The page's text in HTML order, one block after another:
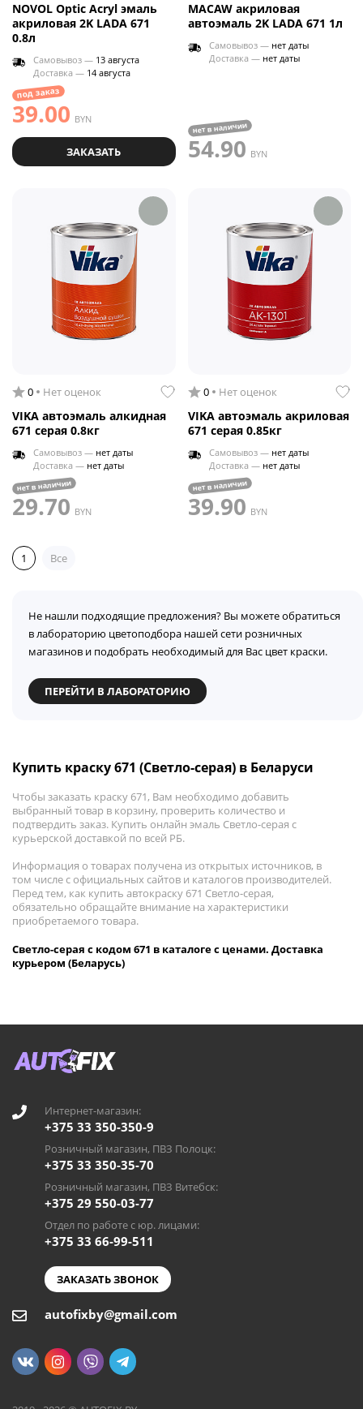
NOVOL Optic Acryl эмаль
акриловая 2K LADA 671
0.8л
Самовывоз — 13 августа
Доставка — 14 августа
под заказ
39.00 BYN
ЗАКАЗАТЬ
MACAW акриловая
автоэмаль 2K LADA 671 1л
Самовывоз — нет даты
Доставка — нет даты
нет в наличии
54.90 BYN
0 Нет оценок
VIKA автоэмаль алкидная
671 серая 0.8кг
Самовывоз — нет даты
Доставка — нет даты
нет в наличии
29.70 BYN
0 Нет оценок
VIKA автоэмаль акриловая
671 серая 0.85кг
Самовывоз — нет даты
Доставка — нет даты
нет в наличии
39.90 BYN
1 Все
Не нашли подходящие предложения? Вы можете обратиться
в лабораторию цветоподбора нашей сети розничных
магазинов и подобрать необходимый для Вас цвет краски.
ПЕРЕЙТИ В ЛАБОРАТОРИЮ
Купить краску 671 (Светло-серая) в Беларуси
Чтобы заказать краску 671, Вам необходимо добавить
выбранный товар в корзину, проверить количество и
подтвердить заказ. Купить онлайн эмаль Светло-серая с
курьерской доставкой по всей РБ.
Информация о товарах получена из открытых источников, в
том числе с официальных сайтов и каталогов производителей.
Перед тем, как купить автокраску 671 Светло-серая,
обязательно обращайте внимание на характеристики
приобретаемого товара.
Светло-серая с кодом 671 в каталоге с ценами. Доставка
курьером (Беларусь)
Интернет-магазин:
+375 33 350-350-9
Розничный магазин, ПВЗ Полоцк:
+375 33 350-35-70
Розничный магазин, ПВЗ Витебск:
+375 29 550-03-77
Отдел по работе с юр. лицами:
+375 33 66-99-511
ЗАКАЗАТЬ ЗВОНОК
autofixby@gmail.com